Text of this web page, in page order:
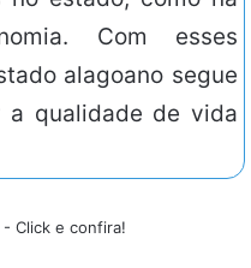
Com esses
alagoano segue
a qualidade de vida
Click e confira!